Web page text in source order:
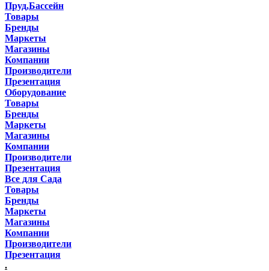
Пруд,Бассейн
Товары
Бренды
Маркеты
Магазины
Компании
Производители
Презентация
Оборудование
Товары
Бренды
Маркеты
Магазины
Компании
Производители
Презентация
Все для Сада
Товары
Бренды
Маркеты
Магазины
Компании
Производители
Презентация
.